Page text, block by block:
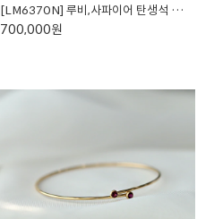
[LM6370N] 루비,사파이어 탄생석 목걸이 (천연석)
700,000원